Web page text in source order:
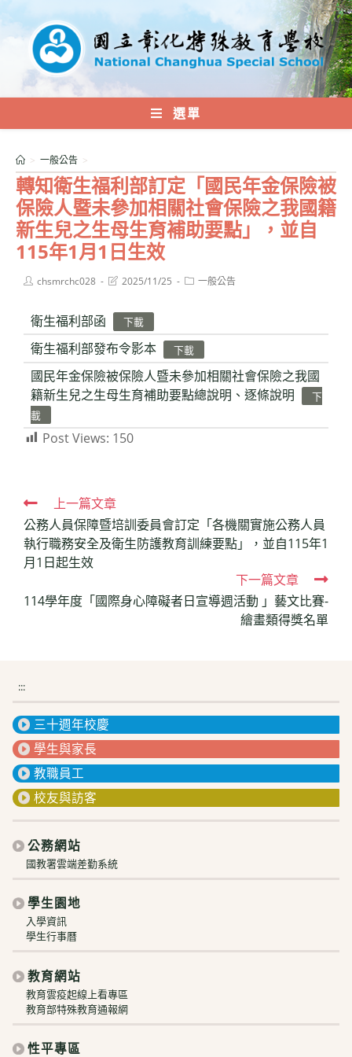
轉
內
選單
轉知衛生福利部訂定「國民年金保險被
保險人暨未參加相關社會保險之我國籍
新生兒之生母生育補助要點」，並自
115年1月1日生效
> 一般公告 >
Postchsmrchc028
Post2025/11/25
Post一般公告
衛生福利部函 下載
衛生福利部發布令影本 下載
國民年金保險被保險人暨未參加相關社會保險之我國
籍新生兒之生母生育補助要點總說明、逐條說明
下
載
Post Views: 150
Read
more
articles
上一篇文章
公務人員保障暨培訓委員會訂定「各機關實施公務人員
執行職務安全及衛生防護教育訓練要點」，並自115年1
月1日起生效
下一篇文章
114學年度「國際身心障礙者日宣導週活動 」藝文比賽-
繪畫類得獎名單
:::
三十週年校慶
學生與家長
教職員工
校友與訪客
公務網站
國教署雲端差勤系統
學生園地
入學資訊
學生行事曆
教育網站
教育雲疫起線上看專區
教育部特殊教育通報網
性平專區